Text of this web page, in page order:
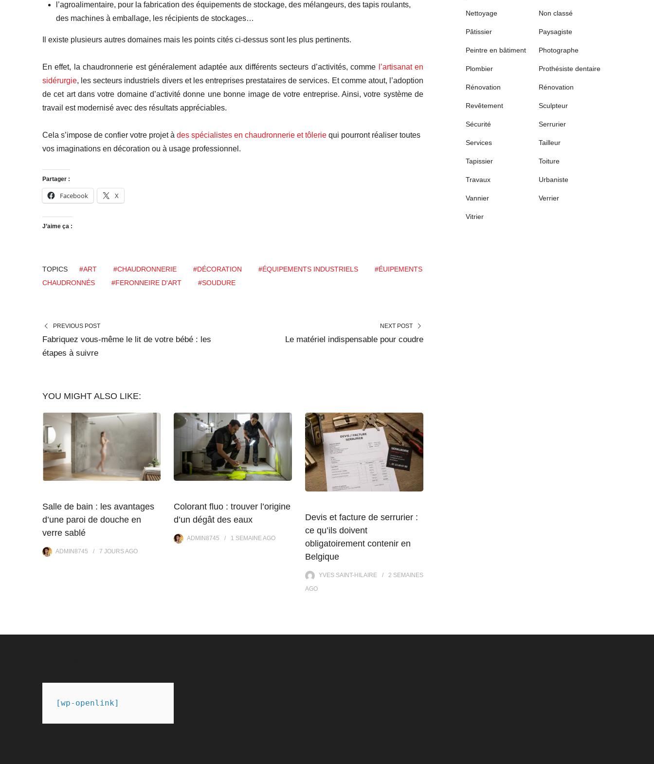
l’agroalimentaire, pour la fabrication des équipements de stockage, des mélangeurs, des tapis roulants,
des machines à emballage, les récipients de stockages…
Il existe plusieurs autres domaines mais les points cités ci-dessus sont les plus pertinents.
En effet, la chaudronnerie est généralement adaptée aux différents secteurs d’activités, comme
l’artisanat en
sidérurgie, les secteurs industriels divers et les entreprises prestataires de services. Et comme atout, l’adoption
de cet art dans votre domaine d’activité donne une bonne image de votre entreprise. Ainsi, votre système de
travail est modernisé avec des résultats appréciables.
Cela s’impose de confier votre projet à des spécialistes en chaudronnerie et tôlerie qui pourront réaliser toutes
vos imaginations en décoration ou à usage professionnel.
Partager :
Facebook X
J’aime ça :
TOPICS #ART #CHAUDRONNERIE #DÉCORATION #ÉQUIPEMENTS INDUSTRIELS
#ÉUIPEMENTS
CHAUDRONNÉS
#FERONNEIRE D'ART #SOUDURE
PREVIOUS POST
Fabriquez vous-même le lit de votre bébé : les
étapes à suivre
NEXT POST
Le matériel indispensable pour coudre
YOU MIGHT ALSO LIKE:
Salle de bain : les avantages
d’une paroi de douche en
verre sablé
ADMIN8745 7 JOURSAGO
Colorant fluo : trouver l’origine
d’un dégât des eaux
ADMIN8745 1 SEMAINEAGO
Devis et facture de serrurier :
ce qu’ils doivent
obligatoirement contenir en
Belgique
YVES SAINT-HILAIRE
2 SEMAINES
AGO
Nettoyage Non classé
Pâtissier Paysagiste
Peintre en bâtiment Photographe
Plombier Prothésiste dentaire
Rénovation Rénovation
Revêtement Sculpteur
Sécurité Serrurier
Services Tailleur
Tapissier Toiture
Travaux Urbaniste
Vannier Verrier
Vitrier
[wp-openlink]